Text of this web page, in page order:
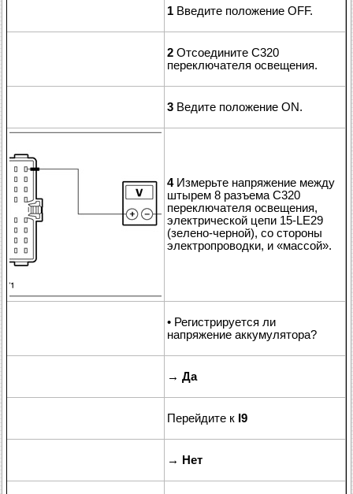
1 Введите положение OFF.
2 Отсоедините C320
переключателя освещения.
3 Ведите положение ON.
4 Измерьте напряжение между
штырем 8 разъема C320
переключателя освещения,
электрической цепи 15-LE29
(зелено-черной), со стороны
электропроводки, и «массой».
• Регистрируется ли
напряжение аккумулятора?
→ Да
Перейдите к I9
→ Нет